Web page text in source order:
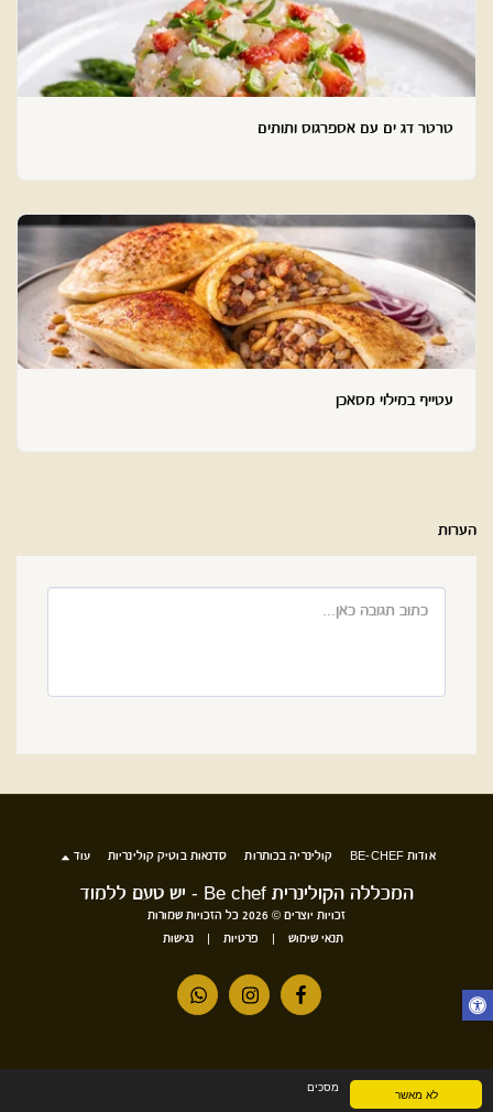
לא מאשר מסכים
טרטר דג ים עם אספרגוס ותותים
עטייף במילוי מסאכן
הערות
המכללה הקולינרית Be chef - יש טעם ללמוד
זכויות יוצרים © 2026 כל הזכויות שמורות
תנאי שימוש
פרטיות נגישות
אודות BE-CHEF קולינריה בכותרות סדנאות בוטיק קולינריות עוד